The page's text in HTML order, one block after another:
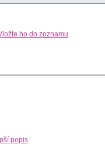
ho do zoznamu.
popis